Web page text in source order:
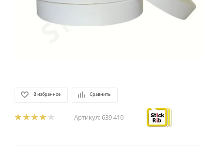
В избранное Сравнить
Артикул: 639 410